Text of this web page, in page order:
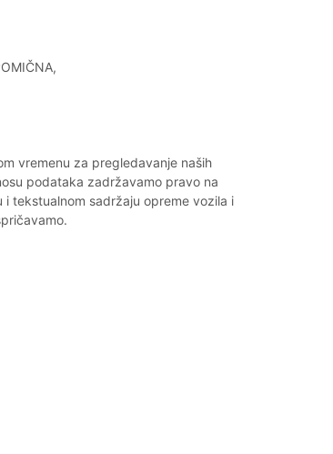
vremenu za pregledavanje naših
podataka zadržavamo pravo na
tekstualnom sadržaju opreme vozila i